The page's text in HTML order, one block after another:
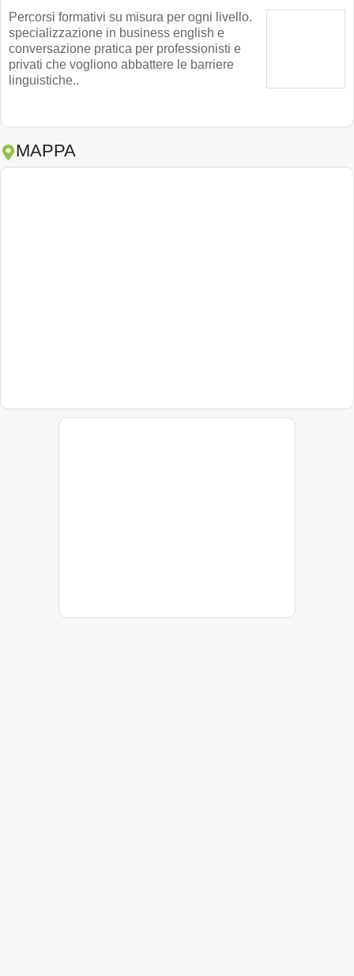
Percorsi formativi su misura per ogni livello.
specializzazione in business english e
conversazione pratica per professionisti e
privati che vogliono abbattere le barriere
linguistiche..
MAPPA